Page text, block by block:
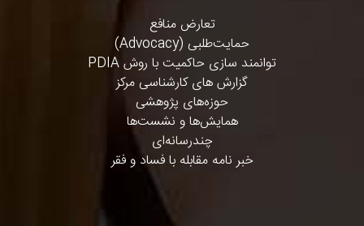
تعارض منافع
حمایت‌طلبی (Advocacy)
توانمند سازی حاکمیت با روش PDIA
گزارش های کارشناسی مرکز
حوزه‌های پژوهشی
همایش‌ها و نشست‌ها
چندرسانه‌ای
خبر نامه مقابله با فساد و فقر